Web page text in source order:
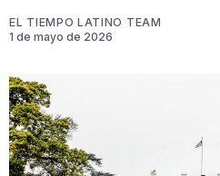
EL TIEMPO LATINO TEAM
1 de mayo de 2026